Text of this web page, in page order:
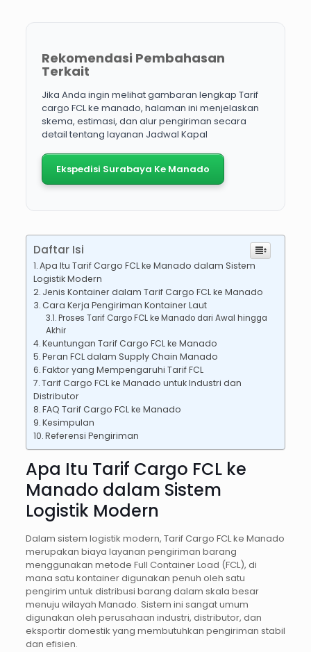
Rekomendasi Pembahasan
Terkait
Jika Anda ingin melihat gambaran lengkap Tarif
cargo FCL ke manado, halaman ini menjelaskan
skema, estimasi, dan alur pengiriman secara
detail tentang layanan Jadwal Kapal
Ekspedisi Surabaya Ke Manado
Daftar Isi
Apa Itu Tarif Cargo FCL ke Manado dalam Sistem
Logistik Modern
Jenis Kontainer dalam Tarif Cargo FCL ke Manado
Cara Kerja Pengiriman Kontainer Laut
Proses Tarif Cargo FCL ke Manado dari Awal hingga
Akhir
Keuntungan Tarif Cargo FCL ke Manado
Peran FCL dalam Supply Chain Manado
Faktor yang Mempengaruhi Tarif FCL
Tarif Cargo FCL ke Manado untuk Industri dan
Distributor
FAQ Tarif Cargo FCL ke Manado
Kesimpulan
Referensi Pengiriman
Apa Itu Tarif Cargo FCL ke
Manado dalam Sistem
Logistik Modern
Dalam sistem logistik modern, Tarif Cargo FCL ke Manado
merupakan biaya layanan pengiriman barang
menggunakan metode Full Container Load (FCL), di
mana satu kontainer digunakan penuh oleh satu
pengirim untuk distribusi barang dalam skala besar
menuju wilayah Manado. Sistem ini sangat umum
digunakan oleh perusahaan industri, distributor, dan
eksportir domestik yang membutuhkan pengiriman stabil
dan efisien.